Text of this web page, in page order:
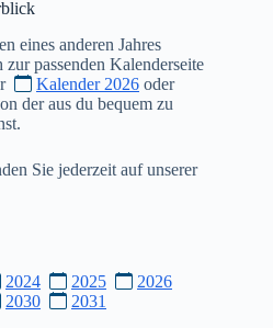
eines anderen Jahres
passenden Kalenderseite
Kalender 2026 oder
der aus du bequem zu
Sie jederzeit auf unserer
2024 2025
2026
2030 2031